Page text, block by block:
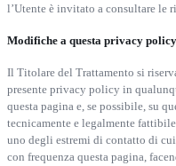
l’Utente è invitato a consultare le
Modifiche a questa privacy policy
Il Titolare del Trattamento si
presente privacy policy in
questa pagina e, se possibile, su
tecnicamente e legalmente
uno degli estremi di contatto di
con frequenza questa pagina,